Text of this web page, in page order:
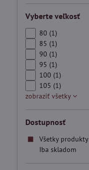
Vyberte veľkosť
80 (1)
85 (1)
90 (1)
95 (1)
100 (1)
105 (1)
zobraziť všetky
Dostupnosť
Všetky produkty
Iba skladom